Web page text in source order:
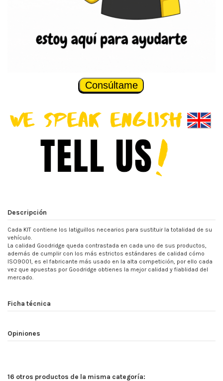
Consúltame
Descripción
Cada KIT contiene los latiguillos necearios para sustituir la totalidad de su
vehículo.
La calidad Goodridge queda contrastada en cada uno de sus productos,
además de cumplir con los más estrictos estándares de calidad cómo
ISO9001, es el fabricante más usado en la alta competición, por ello cada
vez que apuestas por Goodridge obtienes la mejor calidad y fiablidad del
mercado.
Ficha técnica
Opiniones
16 otros productos de la misma categoría: